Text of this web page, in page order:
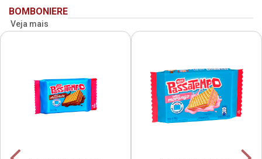
BOMBONIERE
Veja mais